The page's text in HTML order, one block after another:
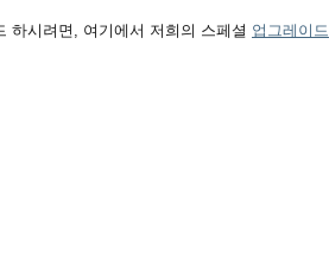
하시려면, 여기에서 저희의 스페셜 업그레이드